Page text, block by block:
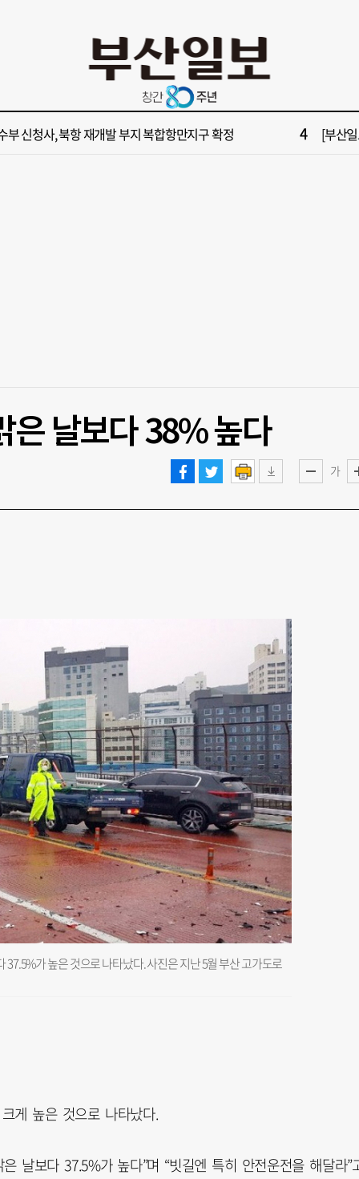
마 부산’ 식히려면 꽉 막힌 바람길 53곳 열어라 2028
] 제13호 태풍 돌핀 경로, 내주 중국 상륙…'불가마 더위' 언제까지 "아들
부 신청사, 북항 재개발 부지 복합항만지구 확정 4 [부산
은 날보다 38% 높다
가
가 높은 것으로 나타났다. 사진은 지난 5월 부산 고가도로
게 높은 것으로 나타났다.
날보다 37.5%가 높다”며 “빗길엔 특히 안전운전을 해달라”